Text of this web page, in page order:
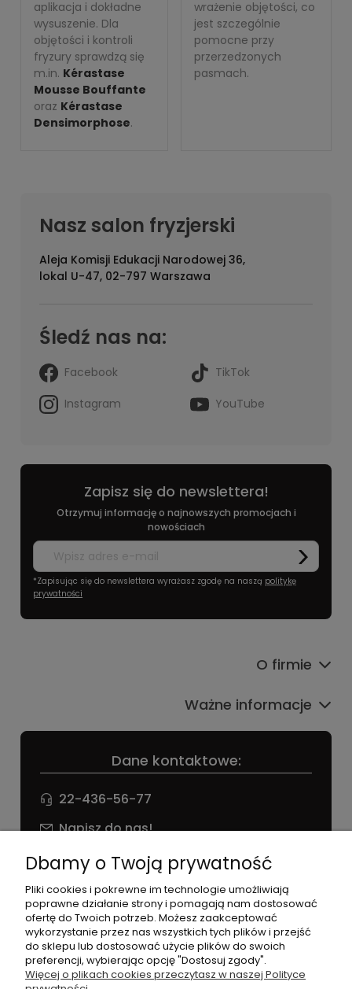
aplikacja i dokładne
wysuszenie. Dla
objętości i kontroli
fryzury sprawdzą się
m.in. Kérastase
Mousse Bouffante
oraz Kérastase
Densimorphose.
wrażenie objętości, co
jest szczególnie
pomocne przy
przerzedzonych
pasmach.
Nasz salon fryzjerski
Aleja Komisji Edukacji Narodowej 36,
lokal U-47, 02-797 Warszawa
Śledź nas na:
Facebook
TikTok
Instagram
YouTube
Zapisz się do newslettera!
Otrzymuj informację o najnowszych promocjach i
nowościach
*Zapisując się do newslettera wyrażasz zgodę na naszą politykę
prywatności
Dane kontaktowe:
22-436-56-77
Napisz do nas!
NIP: 826 186 42 29
O firmie
Ważne informacje
©2026 Wszelkie Prawa Zastrzeżone | agneess sklep
internetowy
Dbamy o Twoją prywatność
Pliki cookies i pokrewne im technologie umożliwiają
poprawne działanie strony i pomagają nam dostosować
ofertę do Twoich potrzeb. Możesz zaakceptować
wykorzystanie przez nas wszystkich tych plików i przejść
do sklepu lub dostosować użycie plików do swoich
preferencji, wybierając opcję "Dostosuj zgody".
Więcej o plikach cookies przeczytasz w naszej Polityce